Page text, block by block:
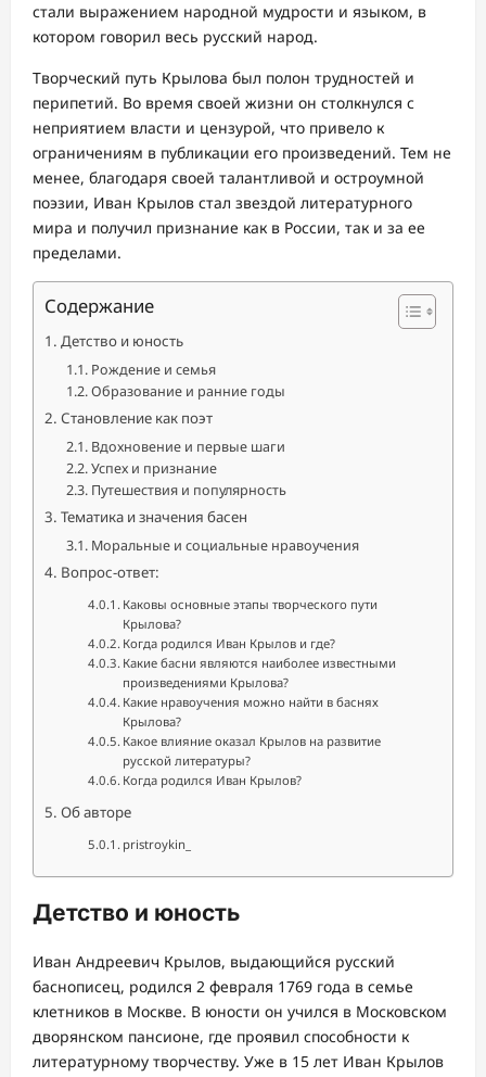
стали выражением народной мудрости и языком, в
котором говорил весь русский народ.
Творческий путь Крылова был полон трудностей и
перипетий. Во время своей жизни он столкнулся с
неприятием власти и цензурой, что привело к
ограничениям в публикации его произведений. Тем не
менее, благодаря своей талантливой и остроумной
поэзии, Иван Крылов стал звездой литературного
мира и получил признание как в России, так и за ее
пределами.
Содержание
Детство и юность
Рождение и семья
Образование и ранние годы
Становление как поэт
Вдохновение и первые шаги
Успех и признание
Путешествия и популярность
Тематика и значения басен
Моральные и социальные нравоучения
Вопрос-ответ:
Каковы основные этапы творческого пути
Крылова?
Когда родился Иван Крылов и где?
Какие басни являются наиболее известными
произведениями Крылова?
Какие нравоучения можно найти в баснях
Крылова?
Какое влияние оказал Крылов на развитие
русской литературы?
Когда родился Иван Крылов?
Об авторе
pristroykin_
Детство и юность
Иван Андреевич Крылов, выдающийся русский
баснописец, родился 2 февраля 1769 года в семье
клетников в Москве. В юности он учился в Московском
дворянском пансионе, где проявил способности к
литературному творчеству. Уже в 15 лет Иван Крылов